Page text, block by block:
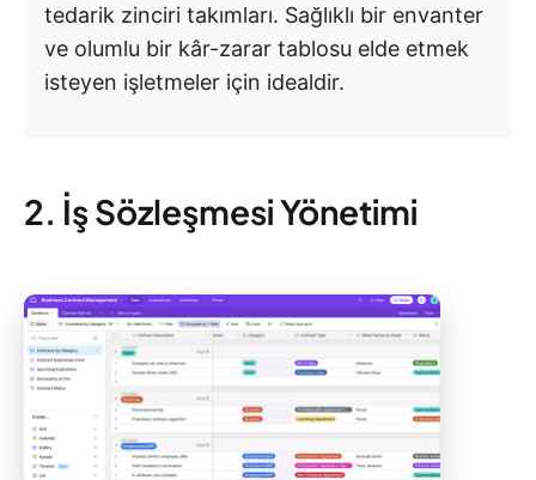
tedarik zinciri takımları. Sağlıklı bir envanter
ve olumlu bir kâr-zarar tablosu elde etmek
isteyen işletmeler için idealdir.
2. İş Sözleşmesi Yönetimi